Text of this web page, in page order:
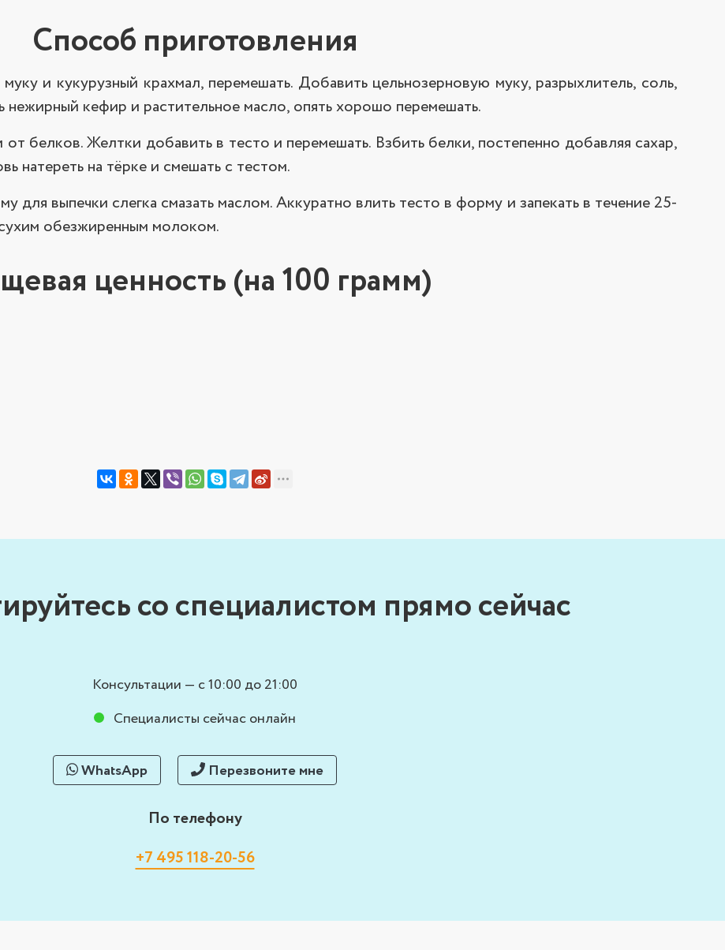
Способ приготовления
и кукурузный крахмал, перемешать. Добавить цельнозерновую муку, разрыхлитель, соль,
нежирный кефир и растительное масло, опять хорошо перемешать.
белков. Желтки добавить в тесто и перемешать. Взбить белки, постепенно добавляя сахар,
натереть на тёрке и смешать с тестом.
для выпечки слегка смазать маслом. Аккуратно влить тесто в форму и запекать в течение 25-
обезжиренным молоком.
ценность (на 100 грамм)
со специалистом прямо сейчас
Консультации — с 10:00 до 21:00
Специалисты сейчас онлайн
WhatsApp Перезвоните мне
По телефону
+7 495 118-20-56